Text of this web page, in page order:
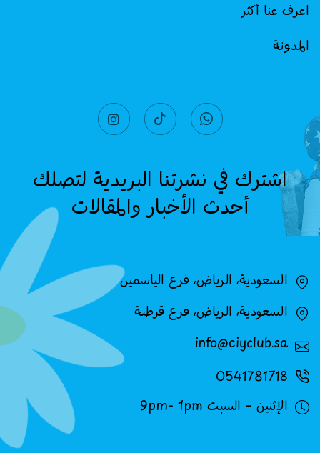
اعرف عنا أكثر
المدونة
اشترك في نشرتنا البريدية لتصلك
أحدث الأخبار والمقالات
السعودية، الرياض، فرع الياسمين
السعودية، الرياض، فرع قرطبة
info@ciyclub.sa
0541781718
الإثنين – السبت 9pm- 1pm